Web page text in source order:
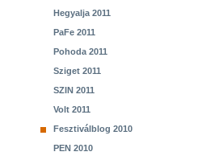
Hegyalja 2011
PaFe 2011
Pohoda 2011
Sziget 2011
SZIN 2011
Volt 2011
Fesztiválblog 2010
PEN 2010